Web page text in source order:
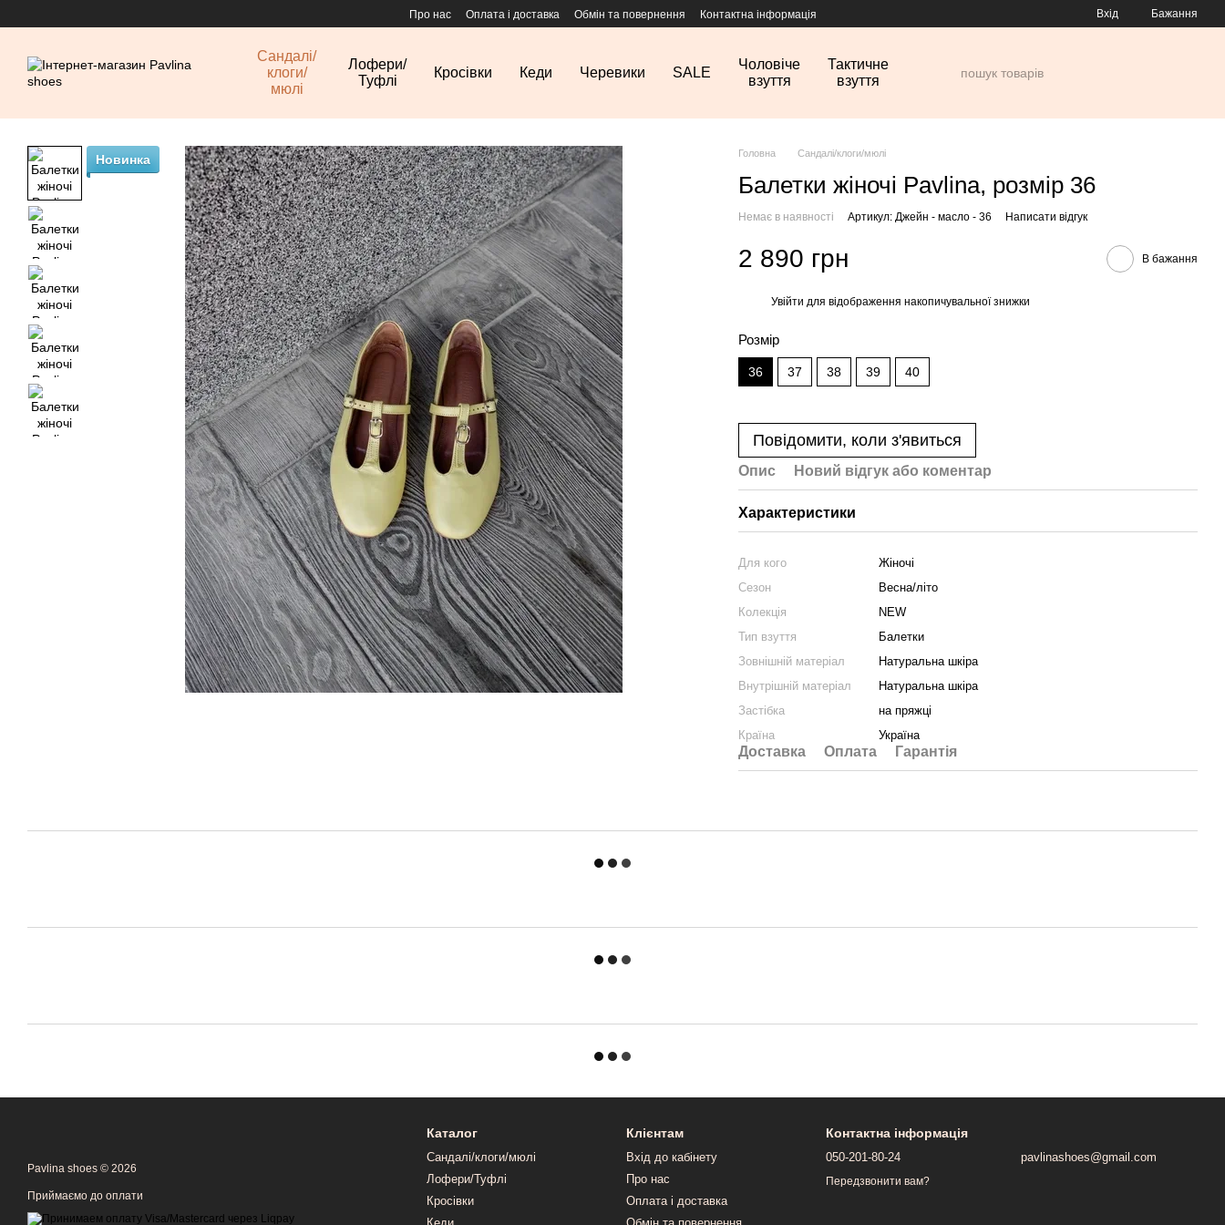
Про нас Оплата і доставка Обмін та повернення Контактна інформація Вхід Бажання
Сандалі/
клоги/
мюлі
Лофери/
Туфлі
Кросівки Кеди Черевики SALE
Чоловіче
взуття
Тактичне
взуття
Новинка Головна Сандалі/клоги/мюлі
Балетки жіночі Pavlina, розмір 36
Немає в наявності Артикул: Джейн - масло - 36 Написати відгук
2 890 грн В бажання
Увійти для відображення накопичувальної знижки
Розмір
36 37 38 39 40
Повідомити, коли з'явиться
Опис Новий відгук або коментар
Характеристики
Для кого
Жіночі
Сезон
Весна/літо
Колекція
NEW
Тип взуття
Балетки
Зовнішній матеріал
Натуральна шкіра
Внутрішній матеріал
Натуральна шкіра
Застібка
на пряжці
Країна
Україна
Доставка Оплата Гарантія
Pavlina shoes © 2026
Приймаємо до оплати
Каталог
Сандалі/клоги/мюлі
Лофери/Туфлі
Кросівки
Клієнтам
Вхід до кабінету
Про нас
Оплата і доставка
Контактна інформація
050-201-80-24
Передзвонити вам?
pavlinashoes@gmail.com